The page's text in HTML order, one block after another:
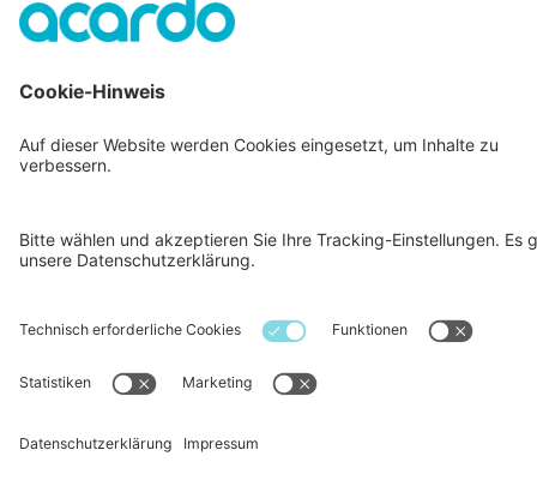
Fon:
Fax: +49 (231) 58 44 97 - 210